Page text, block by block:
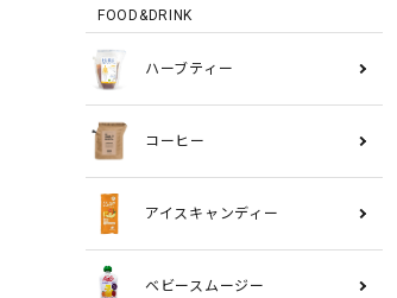
FOOD&DRINK
ハーブティー
コーヒー
アイスキャンディー
ベビースムージー